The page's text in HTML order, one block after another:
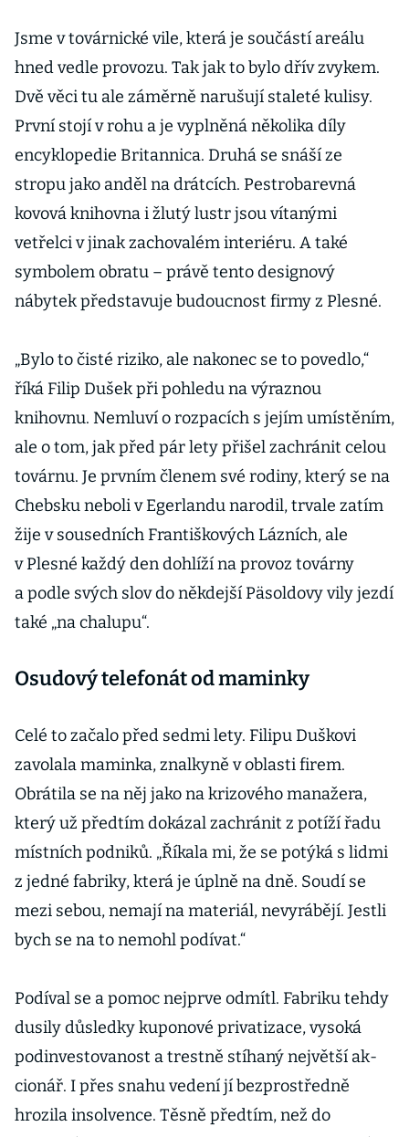
Jsme v továrnické vile, která je součástí areálu
hned vedle provozu. Tak jak to bylo dřív zvykem.
Dvě věci tu ale záměrně narušují staleté kulisy.
První stojí v rohu a je vyplněná několika díly
encyklopedie Britannica. Druhá se snáší ze
stropu jako anděl na drátcích. Pestrobarevná
kovová knihovna i žlutý lustr jsou vítanými
vetřelci v jinak zachovalém interiéru. A také
symbolem obratu – právě tento designový
nábytek představuje budoucnost firmy z Plesné.
„Bylo to čisté riziko, ale nakonec se to povedlo,“
říká Filip Dušek při pohledu na výraznou
knihovnu. Nemluví o rozpacích s jejím umístěním,
ale o tom, jak před pár lety přišel zachránit celou
továrnu. Je prvním členem své rodiny, který se na
Chebsku neboli v Egerlandu narodil, trvale zatím
žije v sousedních Františkových Lázních, ale
v Plesné každý den dohlíží na provoz továrny
a podle svých slov do někdejší Päsoldovy vily jezdí
také „na chalupu“.
Osudový telefonát od maminky
Celé to začalo před sedmi lety. Filipu Duškovi
zavolala maminka, znalkyně v oblasti firem.
Obrátila se na něj jako na krizového manažera,
který už předtím dokázal zachránit z potíží řadu
místních podniků. „Říkala mi, že se potýká s lidmi
z jedné fabriky, která je úplně na dně. Soudí se
mezi sebou, nemají na materiál, nevyrábějí. Jestli
bych se na to nemohl podívat.“
Podíval se a pomoc nejprve odmítl. Fabriku tehdy
dusily důsledky kuponové privatizace, vysoká
podinvestovanost a trestně stíhaný největší ak­
cionář. I přes snahu vedení jí bezprostředně
hrozila insolvence. Těsně předtím, než do